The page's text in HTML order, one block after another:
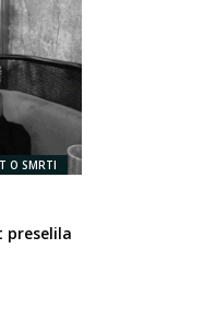
O SMRTI
preselila